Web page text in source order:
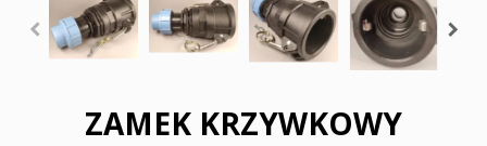
ZAMEK KRZYWKOWY